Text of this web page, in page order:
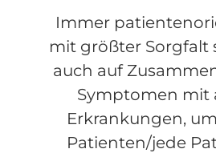
Immer
mit größter Sorgfalt
auch auf
Symptomen mit
Erkrankungen,
Patienten/jede